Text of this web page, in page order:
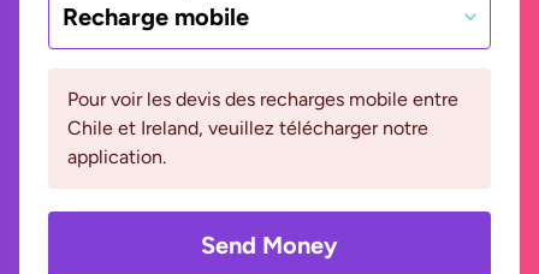
Recharge mobile
Pour voir les devis des recharges mobile entre
Chile et Ireland, veuillez télécharger notre
application.
Send Money